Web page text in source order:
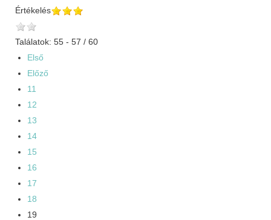
Értékelés
Találatok: 55 - 57 / 60
Első
Előző
11
12
13
14
15
16
17
18
19